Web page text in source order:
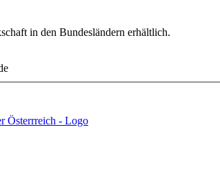
in den Bundesländern erhältlich.